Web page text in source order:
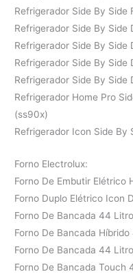
Refrigerador Side By Side
Refrigerador Side By Side
Refrigerador Side By
Refrigerador Side By
Refrigerador Side By Side
Refrigerador Home Pro
(ss90x)
Refrigerador Icon Side By
Forno Electrolux:
Forno De Embutir Elétrico
Forno Duplo Elétrico Icon
Forno De Bancada 44
Forno De Bancada
Forno De Bancada 44
Forno De Bancada Touch